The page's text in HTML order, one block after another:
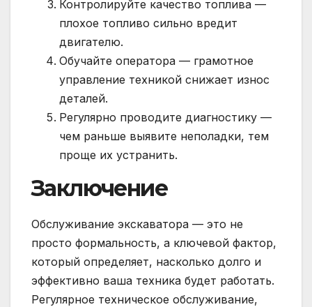
Контролируйте качество топлива —
плохое топливо сильно вредит
двигателю.
Обучайте оператора — грамотное
управление техникой снижает износ
деталей.
Регулярно проводите диагностику —
чем раньше выявите неполадки, тем
проще их устранить.
Заключение
Обслуживание экскаватора — это не
просто формальность, а ключевой фактор,
который определяет, насколько долго и
эффективно ваша техника будет работать.
Регулярное техническое обслуживание,